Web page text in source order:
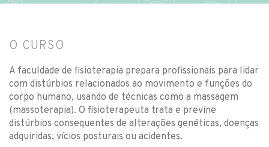
O CURSO
A faculdade de fisioterapia prepara profissionais para lidar
com distúrbios relacionados ao movimento e funções do
corpo humano, usando de técnicas como a massagem
(massoterapia). O fisioterapeuta trata e previne
distúrbios consequentes de alterações genéticas, doenças
adquiridas, vícios posturais ou acidentes.